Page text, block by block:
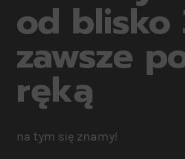
od blisko
zawsze
ręką
na tym się znamy!